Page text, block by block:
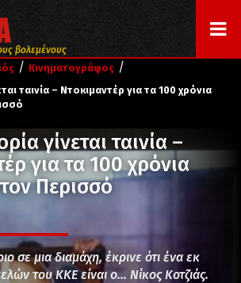
βολεμένους
/ Κινηματογράφος /
ταινία – Ντοκιμαντέρ για τα 100 χρόνια
γίνεται ταινία –
για τα 100 χρόνια
Περισσό
σε μια διαμάχη, έκρινε ότι ένα εκ
του ΚΚΕ είναι ο… Νίκος Κοτζιάς.